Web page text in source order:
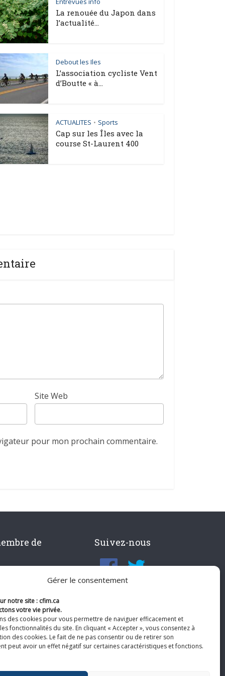
Gérer le consentement
notre site : cfim.ca
votre vie privée.
des cookies pour vous permettre de naviguer efficacement et
fonctionnalités du site. En cliquant « Accepter », vous consentez à
des cookies. Le fait de ne pas consentir ou de retirer son
peut avoir un effet négatif sur certaines caractéristiques et fonctions.
La renouée du Japon dans
l’actualité...
Debout les Iles
L’association cycliste Vent
d’Boutte « à...
ACTUALITES • Sports
Cap sur les Îles avec la
course St-Laurent 400
Site Web
pour mon prochain commentaire.
de
Suivez-nous